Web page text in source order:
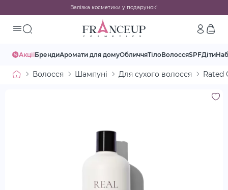
Валізка косметики у подарунок!
АкціїБрендиАромати для домуОбличчяТілоВолоссяSPFДіти
Волосся Шампуні Для сухого волосся Rated